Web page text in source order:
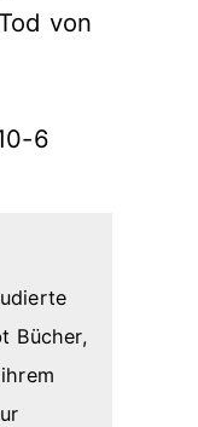
von
6
Bücher,